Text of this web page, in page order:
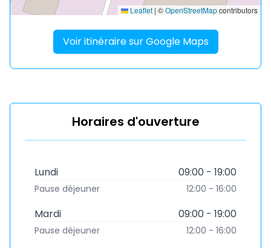
Leaflet | ©OpenStreetMapcontributors
Voir itinéraire sur Google Maps
Horaires d'ouverture
Lundi 09:00 - 19:00
Pause déjeuner 12:00 - 16:00
Mardi 09:00 - 19:00
Pause déjeuner 12:00 - 16:00